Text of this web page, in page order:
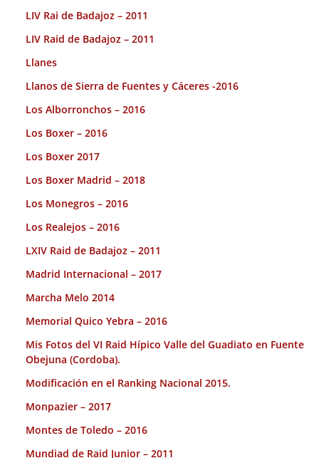
LIV Rai de Badajoz – 2011
LIV Raid de Badajoz – 2011
Llanes
Llanos de Sierra de Fuentes y Cáceres -2016
Los Alborronchos – 2016
Los Boxer – 2016
Los Boxer 2017
Los Boxer Madrid – 2018
Los Monegros – 2016
Los Realejos – 2016
LXIV Raid de Badajoz – 2011
Madrid Internacional – 2017
Marcha Melo 2014
Memorial Quico Yebra – 2016
Mis Fotos del VI Raid Hípico Valle del Guadiato en Fuente
Obejuna (Cordoba).
Modificación en el Ranking Nacional 2015.
Monpazier – 2017
Montes de Toledo – 2016
Mundiad de Raid Junior – 2011